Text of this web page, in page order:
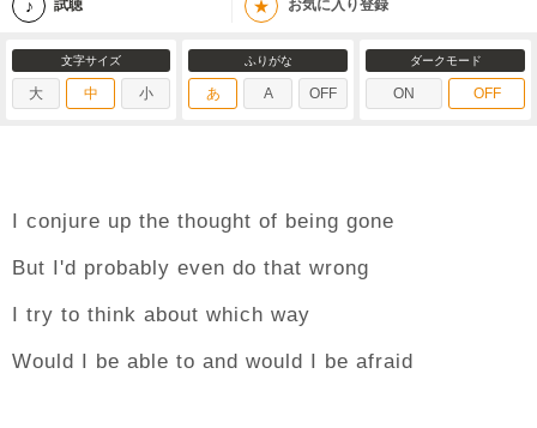
試聴 ★ お気に入り登録
文字サイズ
大 中 小
ふりがな
あ A OFF
ダークモード
ON OFF
I conjure up the thought of being gone
But I'd probably even do that wrong
I try to think about which way
Would I be able to and would I be afraid